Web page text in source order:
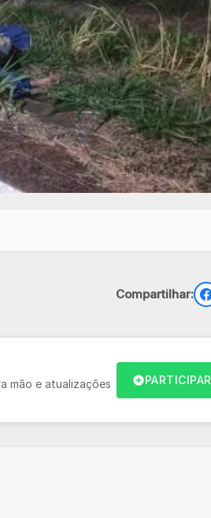
Compartilhar:
mão e atualizações
PARTICIPAR